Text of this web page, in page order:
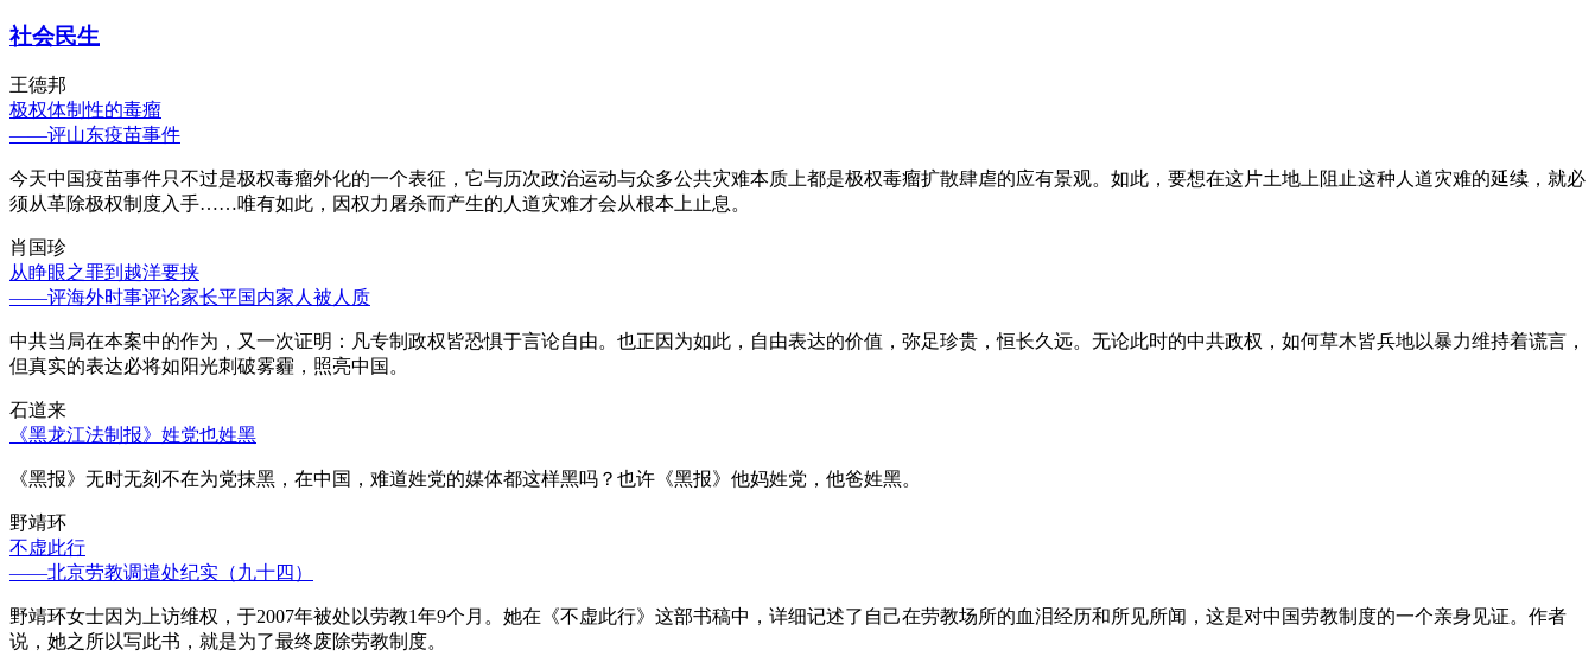
社会民生
王德邦
极权体制性的毒瘤
——评山东疫苗事件
今天中国疫苗事件只不过是极权毒瘤外化的一个表征，它与历次政治运动与众多公共灾难本质上都是极权毒瘤扩散肆虐的应有景观。如此，要想在这片土地上阻止这种人道灾难的延续，就必
须从革除极权制度入手……唯有如此，因权力屠杀而产生的人道灾难才会从根本上止息。
肖国珍
从睁眼之罪到越洋要挟
——评海外时事评论家长平国内家人被人质
中共当局在本案中的作为，又一次证明：凡专制政权皆恐惧于言论自由。也正因为如此，自由表达的价值，弥足珍贵，恒长久远。无论此时的中共政权，如何草木皆兵地以暴力维持着谎言，
但真实的表达必将如阳光刺破雾霾，照亮中国。
石道来
《黑龙江法制报》姓党也姓黑
《黑报》无时无刻不在为党抹黑，在中国，难道姓党的媒体都这样黑吗？也许《黑报》他妈姓党，他爸姓黑。
野靖环
不虚此行
——北京劳教调遣处纪实（九十四）
野靖环女士因为上访维权，于2007年被处以劳教1年9个月。她在《不虚此行》这部书稿中，详细记述了自己在劳教场所的血泪经历和所见所闻，这是对中国劳教制度的一个亲身见证。作者
说，她之所以写此书，就是为了最终废除劳教制度。